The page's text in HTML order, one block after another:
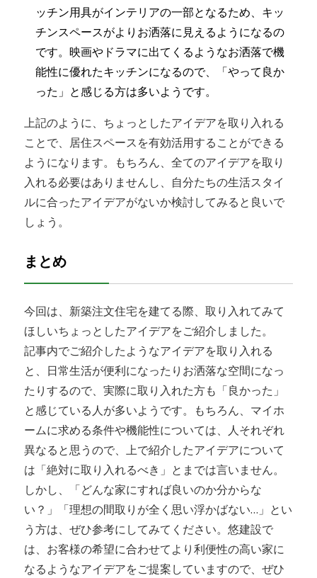
ッチン用具がインテリアの一部となるため、キッ
チンスペースがよりお洒落に見えるようになるの
です。映画やドラマに出てくるようなお洒落で機
能性に優れたキッチンになるので、「やって良か
った」と感じる方は多いようです。
上記のように、ちょっとしたアイデアを取り入れる
ことで、居住スペースを有効活用することができる
ようになります。もちろん、全てのアイデアを取り
入れる必要はありませんし、自分たちの生活スタイ
ルに合ったアイデアがないか検討してみると良いで
しょう。
まとめ
今回は、新築注文住宅を建てる際、取り入れてみて
ほしいちょっとしたアイデアをご紹介しました。
記事内でご紹介したようなアイデアを取り入れる
と、日常生活が便利になったりお洒落な空間になっ
たりするので、実際に取り入れた方も「良かった」
と感じている人が多いようです。もちろん、マイホ
ームに求める条件や機能性については、人それぞれ
異なると思うので、上で紹介したアイデアについて
は「絶対に取り入れるべき」とまでは言いません。
しかし、「どんな家にすれば良いのか分からな
い？」「理想の間取りが全く思い浮かばない…」とい
う方は、ぜひ参考にしてみてください。悠建設で
は、お客様の希望に合わせてより利便性の高い家に
なるようなアイデアをご提案していますので、ぜひ